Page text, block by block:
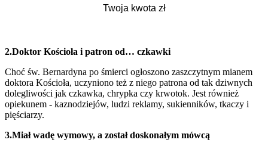
2.Doktor Kościoła i patron od… czkawki
Choć św. Bernardyna po śmierci ogłoszono zaszczytnym mianem
doktora Kościoła, uczyniono też z niego patrona od tak dziwnych
dolegliwości jak czkawka, chrypka czy krwotok. Jest również
opiekunem - kaznodziejów, ludzi reklamy, sukienników, tkaczy i
pięściarzy.
3.Miał wadę wymowy, a został doskonałym mówcą